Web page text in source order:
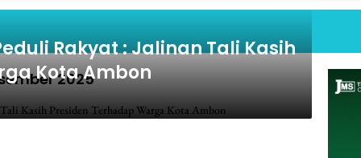
2025
Rakyat : Jalinan Tali Kasih
Kota Ambon